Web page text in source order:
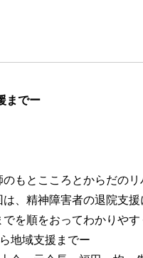
までー
のもとこころとからだの
、精神障害者の退院支
を順をおってわかりやす
域支援までー